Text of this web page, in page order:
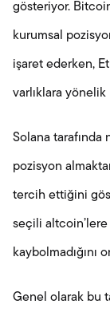
gösteriyor.
kurumsal
işaret ederken,
varlıklara yönelik
Solana tarafında
pozisyon
tercih ettiğini
seçili
kaybolmadığını
Genel olarak bu